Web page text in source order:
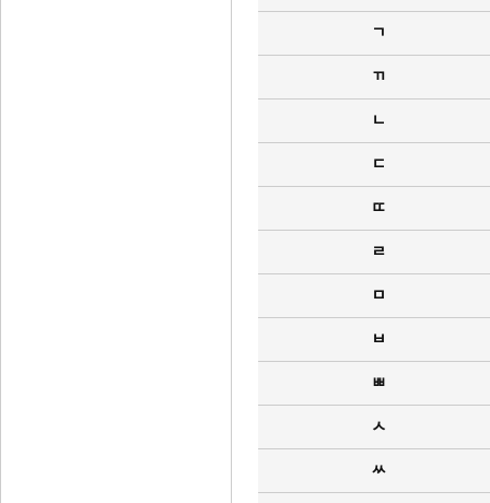
ㄱ
ㄲ
ㄴ
ㄷ
ㄸ
ㄹ
ㅁ
ㅂ
ㅃ
ㅅ
ㅆ